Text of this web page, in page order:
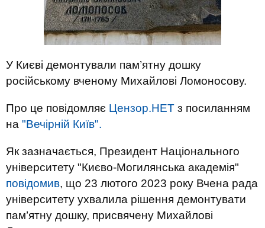
У Києві демонтували пам’ятну дошку
російському вченому Михайлові Ломоносову.
Про це повідомляє Цензор.НЕТ з посиланням
на "Вечірній Київ".
Як зазначається, Президент Національного
університету "Києво-Могилянська академія"
повідомив, що 23 лютого 2023 року Вчена рада
університету ухвалила рішення демонтувати
пам’ятну дошку, присвячену Михайлові